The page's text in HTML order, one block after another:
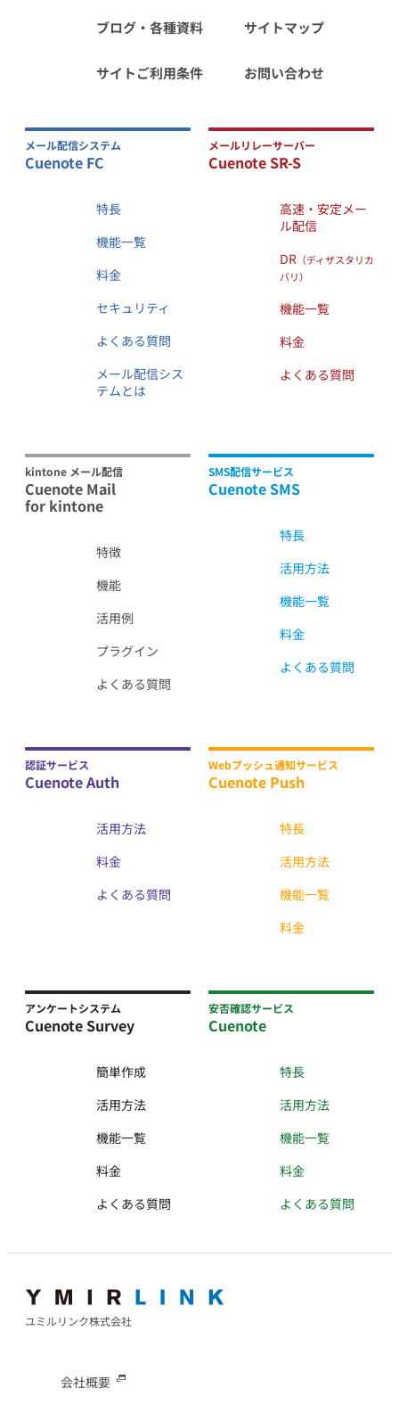
ブログ・各種資料 サイトマップ
サイトご利用条件 お問い合わせ
メール配信システム
Cuenote FC
特長
機能一覧
料金
セキュリティ
よくある質問
メール配信シス
テムとは
メールリレーサーバー
Cuenote SR-S
高速・安定メー
ル配信
DR （ディザスタリカ
バリ）
機能一覧
料金
よくある質問
kintone メール配信
Cuenote Mail
for kintone
特徴
機能
活用例
プラグイン
よくある質問
SMS配信サービス
Cuenote SMS
特長
活用方法
機能一覧
料金
よくある質問
認証サービス
Cuenote Auth
活用方法
料金
よくある質問
Webプッシュ通知サービス
Cuenote Push
特長
活用方法
機能一覧
料金
アンケートシステム
Cuenote Survey
簡単作成
活用方法
機能一覧
料金
よくある質問
安否確認サービス
Cuenote
特長
活用方法
機能一覧
料金
よくある質問
ユミルリンク株式会社
会社概要